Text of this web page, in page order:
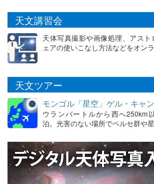
天文講習会
天体写真撮影や画像処理、アスト
ェアの使いこなし方法などをオン
天文ツアー
モンゴル「星空」ゲル・キャ
ウランバートルから西へ250km
泊。光害のない場所でペルセ群や